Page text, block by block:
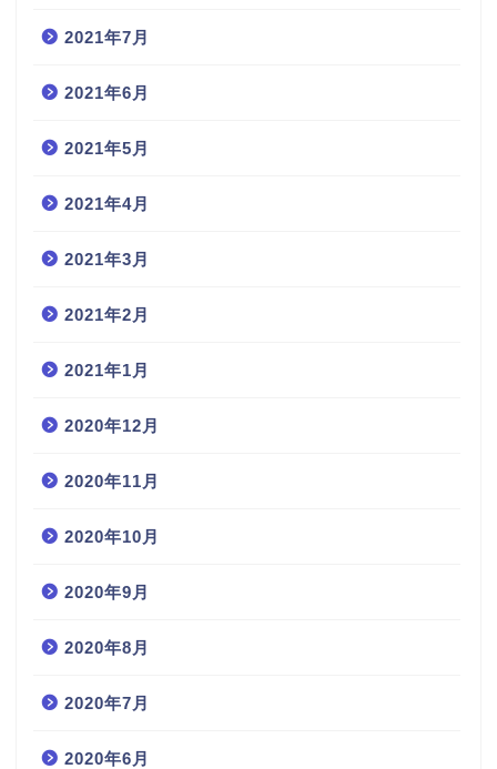
2021年7月
2021年6月
2021年5月
2021年4月
2021年3月
2021年2月
2021年1月
2020年12月
2020年11月
2020年10月
2020年9月
2020年8月
2020年7月
2020年6月